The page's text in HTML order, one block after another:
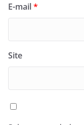
E-mail*
Site